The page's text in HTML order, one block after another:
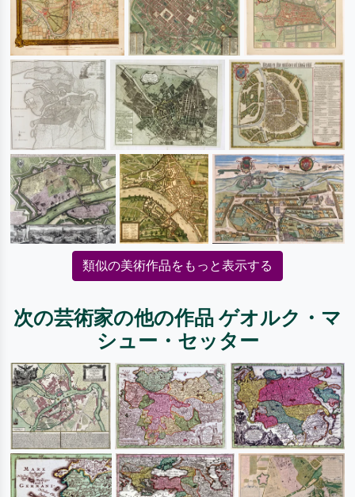
類似の美術作品をもっと表示する
次の芸術家の他の作品 ゲオルク・マ
シュー・セッター